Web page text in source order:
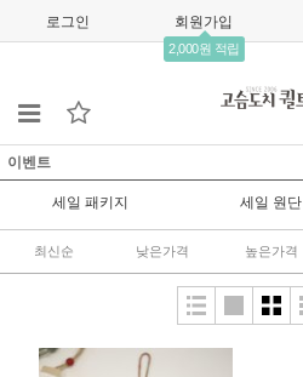
로그인 회원가입
2,000원 적립
이벤트
세일 패키지 세일 원단
최신순 낮은가격 높은가격